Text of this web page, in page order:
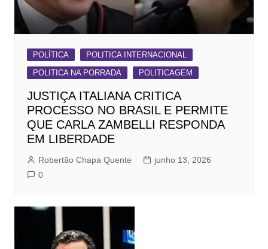
POLÍTICA
POLITICA INTERNACIONAL
POLITICA NA PORRADA
POLITICAGEM
JUSTIÇA ITALIANA CRITICA
PROCESSO NO BRASIL E PERMITE
QUE CARLA ZAMBELLI RESPONDA
EM LIBERDADE
Robertão Chapa Quente
junho 13, 2026
0